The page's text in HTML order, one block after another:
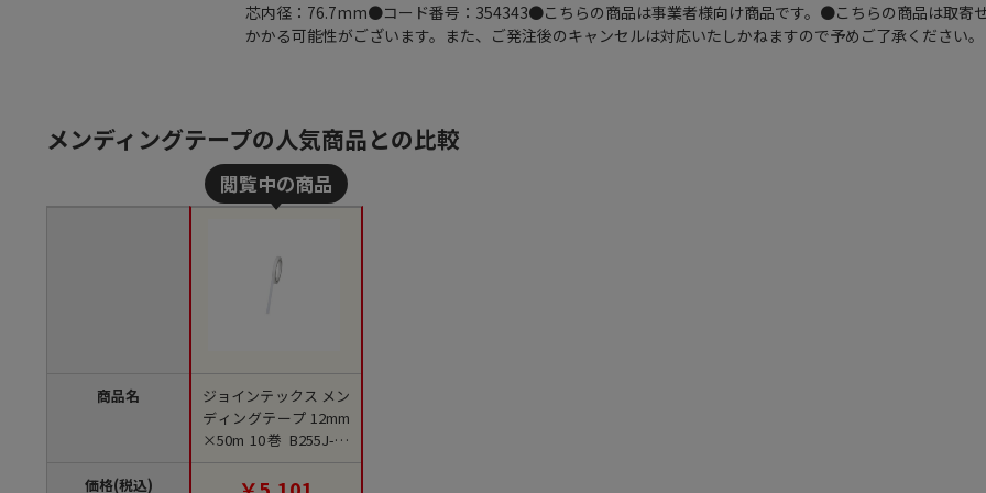
芯内径：76.7mm●コード番号：354343●こちらの商品は事業者様向け商品です。●こちらの商品は取寄
かかる可能性がございます。また、ご発注後のキャンセルは対応いたしかねますので予めご了承ください。
メンディングテープの人気商品との比較
商品名
価格(税込)
ジョインテックス メン
ディングテープ 12mm
×50m 10巻 B255J-10
1箱(ご注文単位1箱)
【直送品】